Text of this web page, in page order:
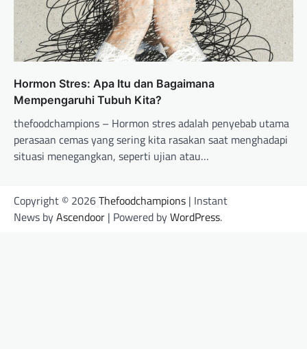
Hormon Stres: Apa Itu dan Bagaimana
Mempengaruhi Tubuh Kita?
thefoodchampions – Hormon stres adalah penyebab utama
perasaan cemas yang sering kita rasakan saat menghadapi
situasi menegangkan, seperti ujian atau…
Copyright © 2026Thefoodchampions | Instant
News byAscendoor | Powered byWordPress.